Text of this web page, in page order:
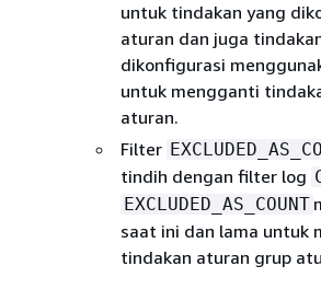
untuk tindakan yang
aturan dan juga
dikonfigurasi
untuk mengganti
aturan.
Filter
tindih dengan filter log
EXCLUDED_AS_COUNT
saat ini dan lama untuk
tindakan aturan grup